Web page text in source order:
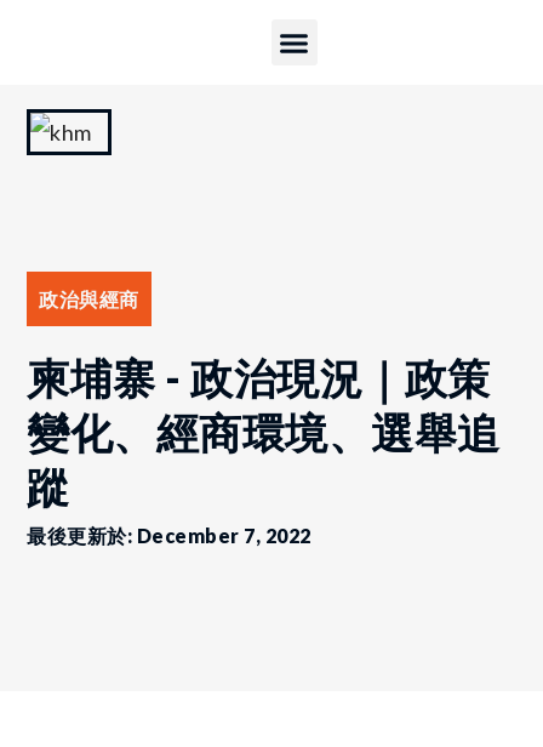
政治與經商
柬埔寨 - 政治現況｜政策
變化、經商環境、選舉追
蹤
最後更新於: December 7, 2022